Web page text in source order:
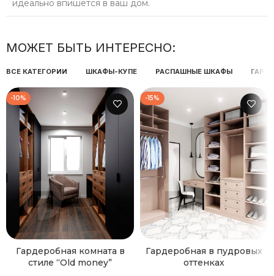
идеально впишется в ваш дом.
МОЖЕТ БЫТЬ ИНТЕРЕСНО:
ВСЕ КАТЕГОРИИ ШКАФЫ-КУПЕ РАСПАШНЫЕ ШКАФЫ
-10%
Гардеробная комната в
стиле “Old money”
-15%
Гардеробная в пудровых
оттенках